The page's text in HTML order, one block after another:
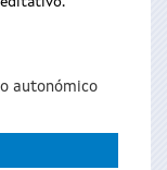
autonómico